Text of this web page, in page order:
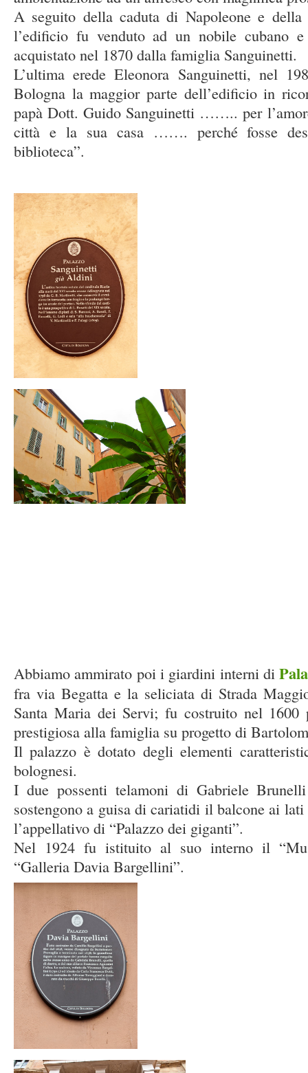
A seguito della caduta di Napoleone e
l’edificio fu venduto ad un nobile cubano
acquistato nel 1870 dalla famiglia Sanguinetti.
L’ultima erede Eleonora Sanguinetti, nel
Bologna la maggior parte dell’edificio in
papà Dott. Guido Sanguinetti …….. per
città e la sua casa ……. perché fosse
biblioteca”.
Abbiamo ammirato poi i giardini interni di
fra via Begatta e la seliciata di Strada
Santa Maria dei Servi; fu costruito nel 1600
prestigiosa alla famiglia su progetto di
Il palazzo è dotato degli elementi
bolognesi.
I due possenti telamoni di Gabriele
sostengono a guisa di cariatidi il balcone ai
l’appellativo di “Palazzo dei giganti”.
Nel 1924 fu istituito al suo interno il
“Galleria Davia Bargellini”.